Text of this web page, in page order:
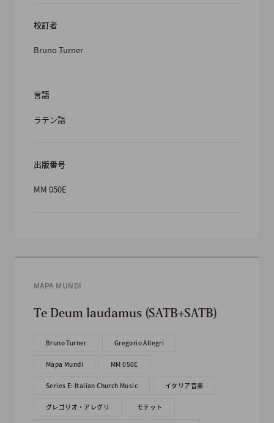
校訂者
Bruno Turner
言語
ラテン語
出版番号
MM 050E
MAPA MUNDI
Te Deum laudamus (SATB+SATB)
Bruno Turner Gregorio Allegri
Mapa Mundi MM 050E
Series E: Italian Church Music イタリア音楽
グレゴリオ・アレグリ モテット